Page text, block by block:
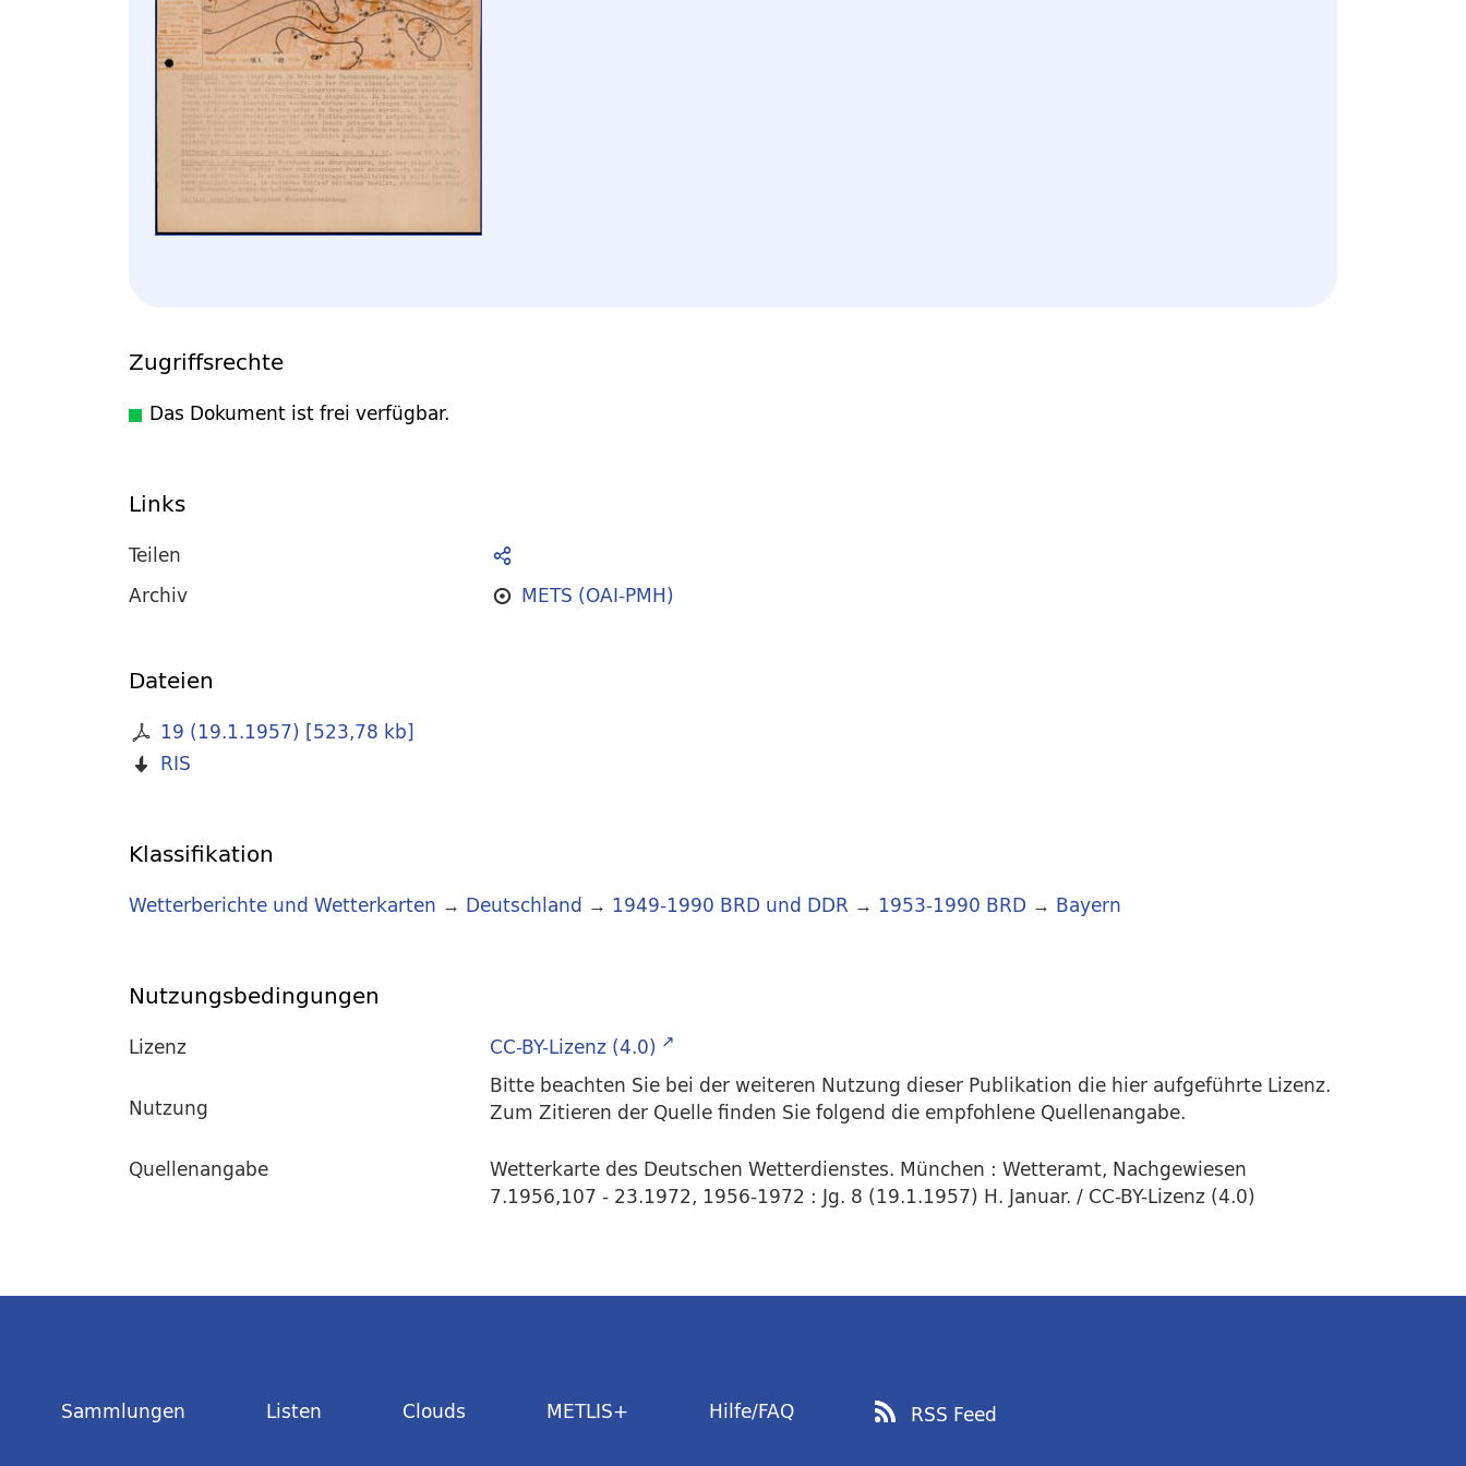
Zugriffsrechte
Das Dokument ist frei verfügbar.
Links
Teilen
Archiv
METS (OAI-PMH)
Dateien
19 (19.1.1957) [523,78 kb]
RIS
Klassifikation
Wetterberichte und Wetterkarten → Deutschland → 1949-1990 BRD und DDR → 1953-1990 BRD → Bayern
Nutzungsbedingungen
Lizenz
CC-BY-Lizenz (4.0)
Nutzung
Bitte beachten Sie bei der weiteren Nutzung dieser Publikation die hier aufgeführte Lizenz.
Zum Zitieren der Quelle finden Sie folgend die empfohlene Quellenangabe.
Quellenangabe
Wetterkarte des Deutschen Wetterdienstes. München : Wetteramt, Nachgewiesen
7.1956,107 - 23.1972, 1956-1972 : Jg. 8 (19.1.1957) H. Januar. / CC-BY-Lizenz (4.0)
Sammlungen Listen Clouds METLIS+ Hilfe/FAQ RSS Feed